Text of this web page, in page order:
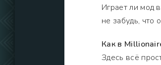
Играет ли мод
не забудь, что
Как в
Здесь всё